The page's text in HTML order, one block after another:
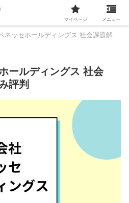
ネッセホールディングス 社会課題解
ールディングス 社会
評判
マイページ メニュー